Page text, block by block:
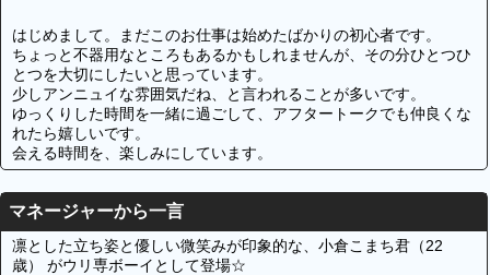
はじめまして。まだこのお仕事は始めたばかりの初心者です。
ちょっと不器用なところもあるかもしれませんが、その分ひとつひ
とつを大切にしたいと思っています。
少しアンニュイな雰囲気だね、と言われることが多いです。
ゆっくりした時間を一緒に過ごして、アフタートークでも仲良くな
れたら嬉しいです。
会える時間を、楽しみにしています。
マネージャーから一言
凛とした立ち姿と優しい微笑みが印象的な、小倉こまち君（22
歳） がウリ専ボーイとして登場☆